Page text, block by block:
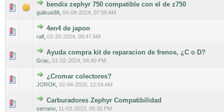
bendix zephyr 750 compatible con el de z750
guilsus88 04-09-2024, 07:58 AM
0 voto(s) - Media 0 de 5
12345
4en4 de japon
ralf 03-20-2024, 09:47 AM
0 voto(s) - Media 0 de 5
Ayuda compra kit de reparacion de frenos, ¿C o D?
Grac 01-02-2024, 04:40 PM
0 voto(s) - Media 0 de 5
12 345
¿Cromar colectores?
JOROK 02-04-2020, 12:04 AM
0 voto(s) - Media 0 de 5
12
Carburadores Zephyr Compatibilidad
serrano 11-03-2023, 05:30 PM
0 voto(s) - Media 0 de 5
12 345